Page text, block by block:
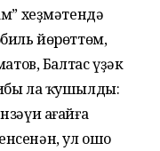
хеҙмәтендә
йөрөттөм,
Балтас үҙәк
ла ҡушылды:
ағайға
ул ошо